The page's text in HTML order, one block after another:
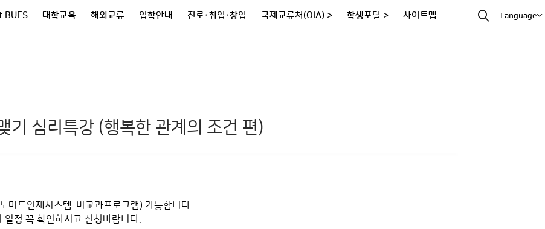
BUFS 대학교육 해외교류 입학안내 진로·취업·창업 국제교류처(OIA) > 학생포털 > 사이트맵 Language
기 심리특강 (행복한 관계의 조건 편)
마드인재시스템-비교과프로그램) 가능합니다
일정 꼭 확인하시고 신청바랍니다.